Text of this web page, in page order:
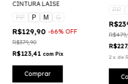
CINTURA LAISE
PP
P M G
R$129,90 -66% OFF
R$379,90
R$123,41 com Pix
Comprar
PP
2 x de